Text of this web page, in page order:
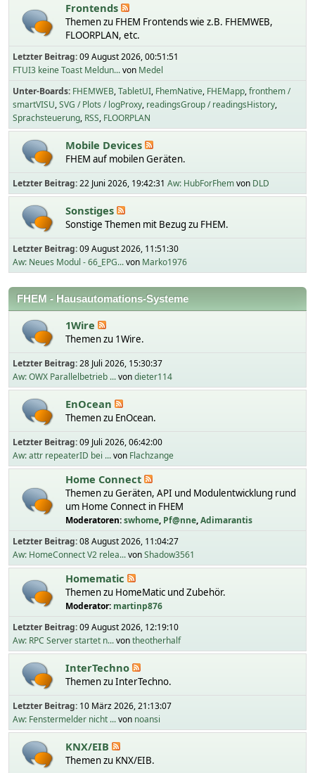
Frontends
Themen zu FHEM Frontends wie z.B. FHEMWEB,
FLOORPLAN, etc.
Letzter Beitrag:09 August 2026, 00:51:51
FTUI3 keine Toast Meldun...von Medel
Unter-Boards FHEMWEB TabletUI FhemNative FHEMapp fronthem /
smartVISU SVG / Plots / logProxy readingsGroup / readingsHistory
Sprachsteuerung RSS FLOORPLAN
Mobile Devices
FHEM auf mobilen Geräten.
Letzter Beitrag:22 Juni 2026, 19:42:31 Aw: HubForFhemvon DLD
Sonstiges
Sonstige Themen mit Bezug zu FHEM.
Letzter Beitrag:09 August 2026, 11:51:30
Aw: Neues Modul - 66_EPG...von Marko1976
FHEM - Hausautomations-Systeme
1Wire
Themen zu 1Wire.
Letzter Beitrag:28 Juli 2026, 15:30:37
Aw: OWX Parallelbetrieb ...vondieter114
EnOcean
Themen zu EnOcean.
Letzter Beitrag:09 Juli 2026, 06:42:00
Aw: attr repeaterID bei ...von Flachzange
Home Connect
Themen zu Geräten, API und Modulentwicklung rund
um Home Connect in FHEM
Moderatoren:swhome, Pf@nne,Adimarantis
Letzter Beitrag:08 August 2026, 11:04:27
Aw: HomeConnect V2 relea...vonShadow3561
Homematic
Themen zu HomeMatic und Zubehör.
Moderator: martinp876
Letzter Beitrag:09 August 2026, 12:19:10
Aw: RPC Server startet n...vontheotherhalf
InterTechno
Themen zu InterTechno.
Letzter Beitrag: 10 März 2026, 21:13:07
Aw: Fenstermelder nicht ...von noansi
KNX/EIB
Themen zu KNX/EIB.